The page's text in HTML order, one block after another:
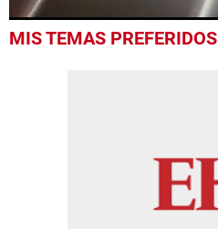
seconds
MIS TEMAS PREFERIDOS